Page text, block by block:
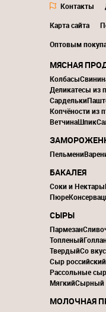
Контакты
Карта сайта
Оптовым
МЯСНАЯ
Колбасы
Деликатесы из
Сардельки
Копчёности из
ВетчинаШпик
Пельмени
БАКАЛЕЯ
Соки и Нектары
Пюре
СЫРЫ
Пармезан
Топленый
ТвердыйСо
Сыр российский
Рассольные
МягкийСырный
МОЛОЧНАЯ